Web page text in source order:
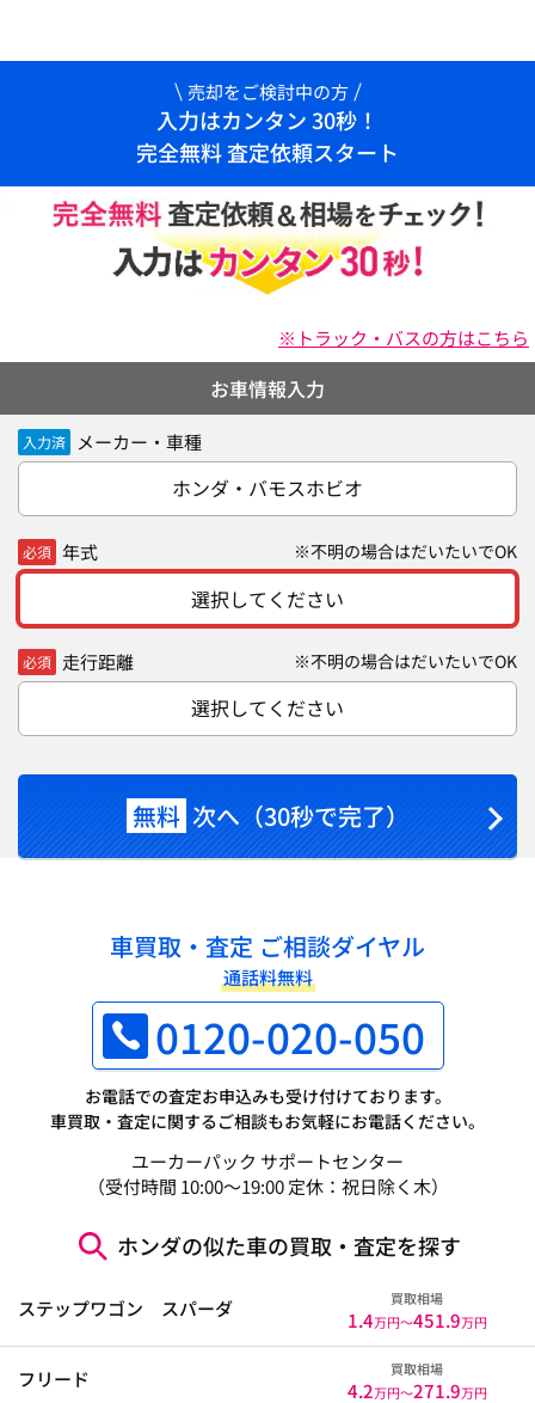
売却をご検討中の方
入力はカンタン 30秒！
完全無料 査定依頼スタート
※トラック・バスの方はこちら
お車情報入力
入力済 メーカー・車種
ホンダ・バモスホビオ
必須 年式 ※不明の場合はだいたいでOK
選択してください
必須 走行距離 ※不明の場合はだいたいでOK
選択してください
無料 次へ（30秒で完了）
車買取・査定 ご相談ダイヤル
通話料無料
0120-020-050
お電話での査定お申込みも受け付けております。
車買取・査定に関するご相談もお気軽にお電話ください。
ユーカーパック サポートセンター
（受付時間 10:00～19:00 定休：祝日除く木）
ホンダの似た車の買取・査定を探す
ステップワゴン スパーダ 買取相場
1.4万円〜451.9万円
フリード 買取相場
4.2万円〜271.9万円